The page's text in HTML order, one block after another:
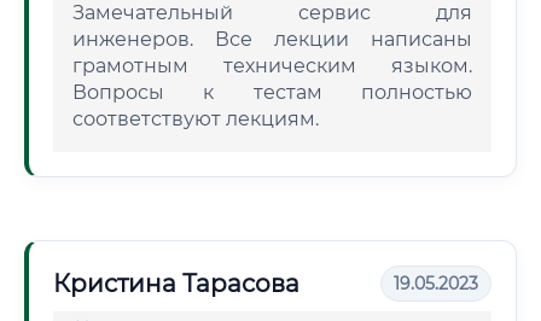
Замечательный сервис для
инженеров. Все лекции написаны
грамотным техническим языком.
Вопросы к тестам полностью
соответствуют лекциям.
Кристина Тарасова 19.05.2023